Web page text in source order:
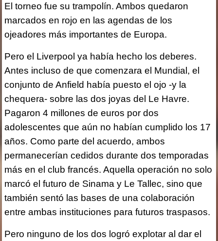
El torneo fue su trampolín. Ambos quedaron
marcados en rojo en las agendas de los
ojeadores más importantes de Europa.
Pero el Liverpool ya había hecho los deberes.
Antes incluso de que comenzara el Mundial, el
conjunto de Anfield había puesto el ojo -y la
chequera- sobre las dos joyas del Le Havre.
Pagaron 4 millones de euros por dos
adolescentes que aún no habían cumplido los 17
años. Como parte del acuerdo, ambos
permanecerían cedidos durante dos temporadas
más en el club francés. Aquella operación no solo
marcó el futuro de Sinama y Le Tallec, sino que
también sentó las bases de una colaboración
entre ambas instituciones para futuros traspasos.
Pero ninguno de los dos logró explotar al dar el